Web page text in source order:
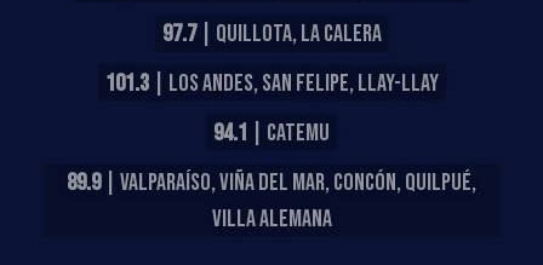
97.7| QUILLOTA, LA CALERA
101.3| LOS ANDES, SAN FELIPE, LLAY-LLAY
94.1 | CATEMU
89.9| VALPARAÍSO, VIÑA DEL MAR, CONCÓN, QUILPUÉ,
VILLA ALEMANA